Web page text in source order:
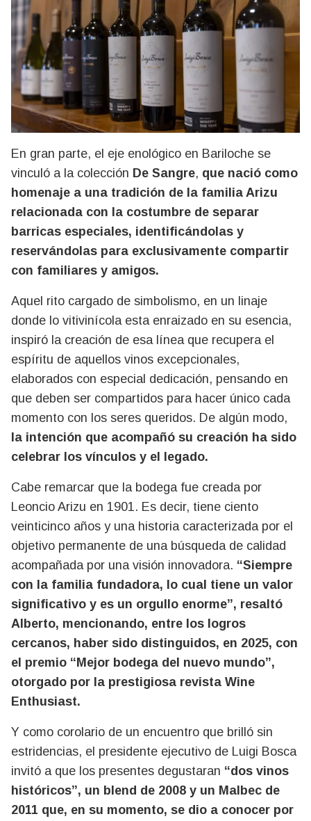
En gran parte, el eje enológico en Bariloche se
vinculó a la colección De Sangre, que nació como
homenaje a una tradición de la familia Arizu
relacionada con la costumbre de separar
barricas especiales, identificándolas y
reservándolas para exclusivamente compartir
con familiares y amigos.
Aquel rito cargado de simbolismo, en un linaje
donde lo vitivinícola esta enraizado en su esencia,
inspiró la creación de esa línea que recupera el
espíritu de aquellos vinos excepcionales,
elaborados con especial dedicación, pensando en
que deben ser compartidos para hacer único cada
momento con los seres queridos. De algún modo,
la intención que acompañó su creación ha sido
celebrar los vínculos y el legado.
Cabe remarcar que la bodega fue creada por
Leoncio Arizu en 1901. Es decir, tiene ciento
veinticinco años y una historia caracterizada por el
objetivo permanente de una búsqueda de calidad
acompañada por una visión innovadora. “Siempre
con la familia fundadora, lo cual tiene un valor
significativo y es un orgullo enorme”, resaltó
Alberto, mencionando, entre los logros
cercanos, haber sido distinguidos, en 2025, con
el premio “Mejor bodega del nuevo mundo”,
otorgado por la prestigiosa revista Wine
Enthusiast.
Y como corolario de un encuentro que brilló sin
estridencias, el presidente ejecutivo de Luigi Bosca
invitó a que los presentes degustaran “dos vinos
históricos”, un blend de 2008 y un Malbec de
2011 que, en su momento, se dio a conocer por